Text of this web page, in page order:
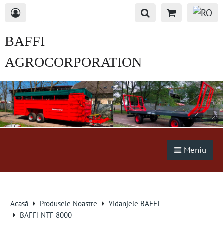
BAFFI
AGROCORPORATION
s.r.o.
Meniu
Acasă Produsele Noastre
Vidanjele BAFFI
BAFFI NTF 8000